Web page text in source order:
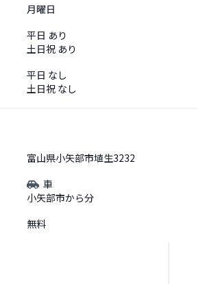
月曜日
平日 あり
土日祝 あり
平日 なし
土日祝 なし
富山県小矢部市埴生3232
車
小矢部市から分
無料